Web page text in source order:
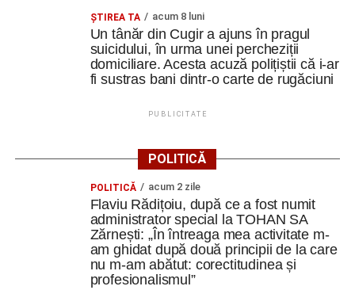
ȘTIREA TA acum 8 luni
Un tânăr din Cugir a ajuns în pragul
suicidului, în urma unei percheziții
domiciliare. Acesta acuză polițiștii că i-ar
fi sustras bani dintr-o carte de rugăciuni
PUBLICITATE
POLITICĂ
POLITICĂ acum 2 zile
Flaviu Rădițoiu, după ce a fost numit
administrator special la TOHAN SA
Zărnești: „În întreaga mea activitate m-
am ghidat după două principii de la care
nu m-am abătut: corectitudinea și
profesionalismul”